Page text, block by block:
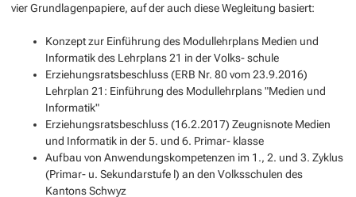
vier Grundlagenpapiere, auf der auch diese Wegleitung basiert:
Konzept zur Einführung des Modullehrplans Medien und
Informatik des Lehrplans 21 in der Volks- schule
Erziehungsratsbeschluss (ERB Nr. 80 vom 23.9.2016)
Lehrplan 21: Einführung des Modullehrplans "Medien und
Informatik"
Erziehungsratsbeschluss (16.2.2017) Zeugnisnote Medien
und Informatik in der 5. und 6. Primar- klasse
Aufbau von Anwendungskompetenzen im 1., 2. und 3. Zyklus
(Primar- u. Sekundarstufe l) an den Volksschulen des
Kantons Schwyz